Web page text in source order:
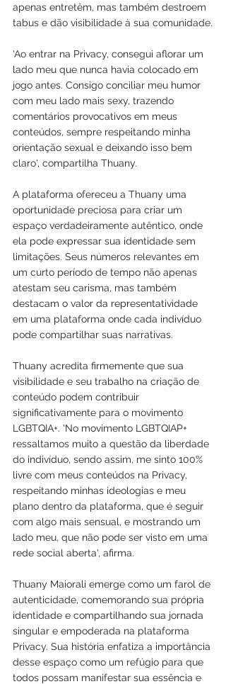
apenas entretêm, mas também destroem
tabus e dão visibilidade à sua comunidade.
'Ao entrar na Privacy, consegui aflorar um
lado meu que nunca havia colocado em
jogo antes. Consigo conciliar meu humor
com meu lado mais sexy, trazendo
comentários provocativos em meus
conteúdos, sempre respeitando minha
orientação sexual e deixando isso bem
claro', compartilha Thuany.
A plataforma ofereceu a Thuany uma
oportunidade preciosa para criar um
espaço verdadeiramente autêntico, onde
ela pode expressar sua identidade sem
limitações. Seus números relevantes em
um curto período de tempo não apenas
atestam seu carisma, mas também
destacam o valor da representatividade
em uma plataforma onde cada indivíduo
pode compartilhar suas narrativas.
Thuany acredita firmemente que sua
visibilidade e seu trabalho na criação de
conteúdo podem contribuir
significativamente para o movimento
LGBTQIA+. 'No movimento LGBTQIAP+
ressaltamos muito a questão da liberdade
do indivíduo, sendo assim, me sinto 100%
livre com meus conteúdos na Privacy,
respeitando minhas ideologias e meu
plano dentro da plataforma, que é seguir
com algo mais sensual, e mostrando um
lado meu, que não pode ser visto em uma
rede social aberta', afirma.
Thuany Maiorali emerge como um farol de
autenticidade, comemorando sua própria
identidade e compartilhando sua jornada
singular e empoderada na plataforma
Privacy. Sua história enfatiza a importância
desse espaço como um refúgio para que
todos possam manifestar sua essência e